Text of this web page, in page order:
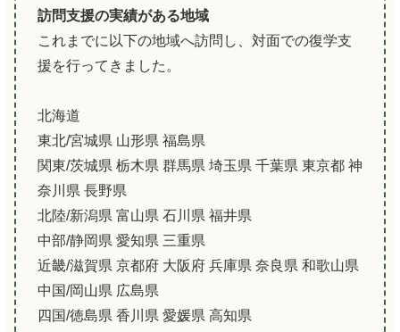
訪問支援の実績がある地域
これまでに以下の地域へ訪問し、対面での復学支
援を行ってきました。
北海道
東北/宮城県 山形県 福島県
関東/茨城県 栃木県 群馬県 埼玉県 千葉県 東京都 神
奈川県 長野県
北陸/新潟県 富山県 石川県 福井県
中部/静岡県 愛知県 三重県
近畿/滋賀県 京都府 大阪府 兵庫県 奈良県 和歌山県
中国/岡山県 広島県
四国/徳島県 香川県 愛媛県 高知県